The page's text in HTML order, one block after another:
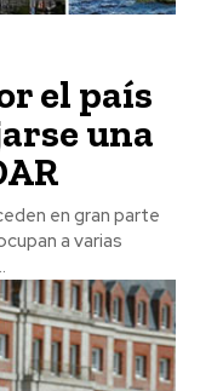
el país
una
en gran parte
a varias